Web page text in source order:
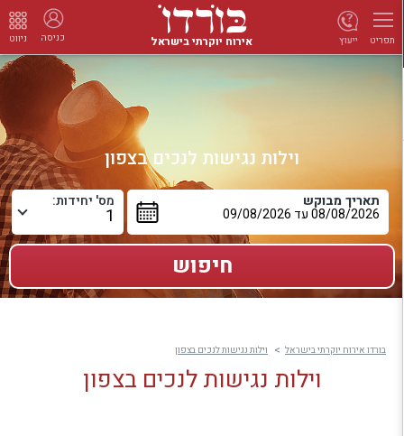
תפריט אירוח יוקרתי בישראל כניסה ניווט ייעוץ
וילות נגישות לנכים בצפון
תאריך מבוקש מס' יחידות:
בורדו אירוח יוקרתי בישראל וילות נגישות לנכים בצפון
וילות נגישות לנכים בצפון